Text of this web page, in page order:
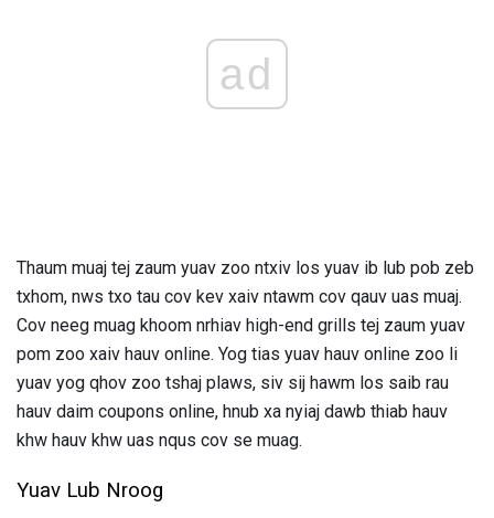
ad
Thaum muaj tej zaum yuav zoo ntxiv los yuav ib lub pob zeb
txhom, nws txo tau cov kev xaiv ntawm cov qauv uas muaj.
Cov neeg muag khoom nrhiav high-end grills tej zaum yuav
pom zoo xaiv hauv online. Yog tias yuav hauv online zoo li
yuav yog qhov zoo tshaj plaws, siv sij hawm los saib rau
hauv daim coupons online, hnub xa nyiaj dawb thiab hauv
khw hauv khw uas nqus cov se muag.
Yuav Lub Nroog